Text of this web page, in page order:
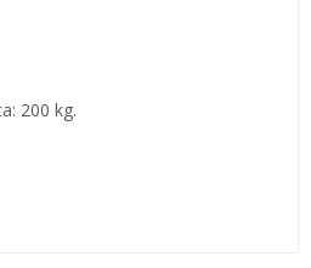
200 kg.